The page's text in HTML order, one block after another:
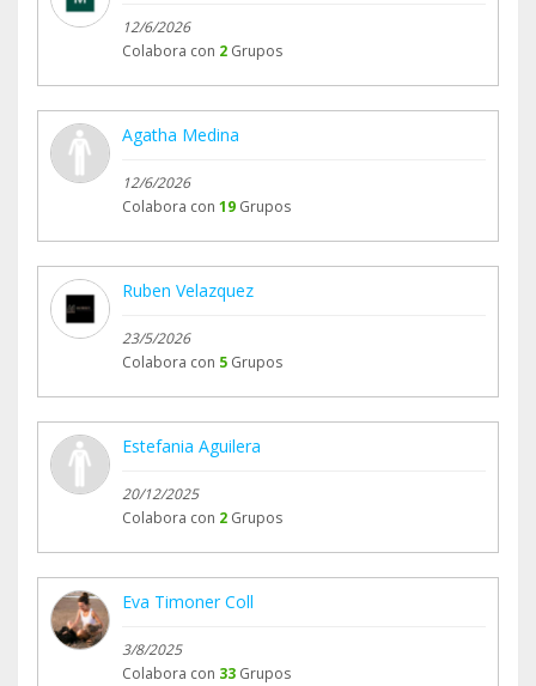
12/6/2026
Colabora con 2 Grupos
Agatha Medina
12/6/2026
Colabora con 19 Grupos
Ruben Velazquez
23/5/2026
Colabora con 5 Grupos
Estefania Aguilera
20/12/2025
Colabora con 2 Grupos
Eva Timoner Coll
3/8/2025
Colabora con 33 Grupos